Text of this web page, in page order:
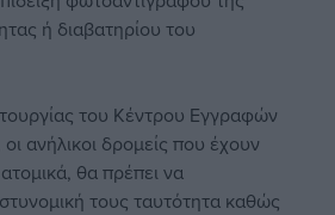
ή διαβατηρίου του
του Κέντρου Εγγραφών
ανήλικοι δρομείς που έχουν
θα πρέπει να
τους ταυτότητα καθώς